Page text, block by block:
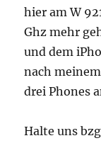
hier am W
Ghz mehr
und dem
nach
drei Phones
Halte uns